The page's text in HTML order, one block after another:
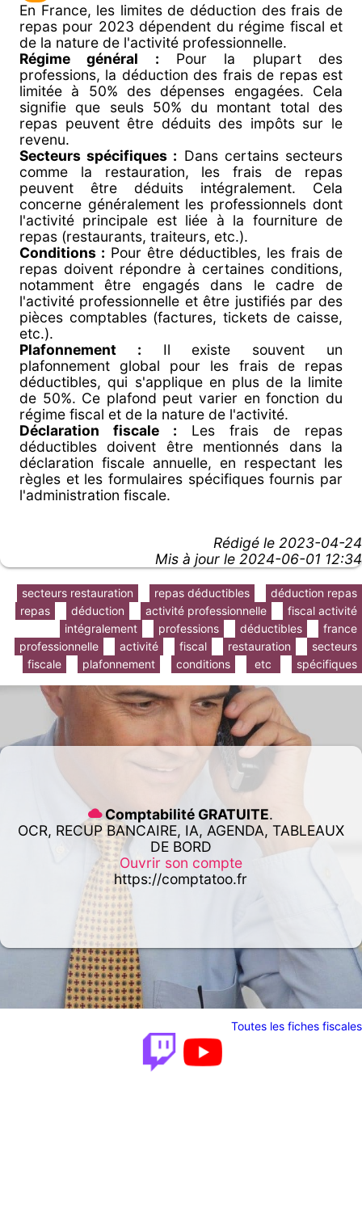
En France, les limites de déduction des frais de
repas pour 2023 dépendent du régime fiscal et
de la nature de l'activité professionnelle.
Régime général : Pour la plupart des
professions, la déduction des frais de repas est
limitée à 50% des dépenses engagées. Cela
signifie que seuls 50% du montant total des
repas peuvent être déduits des impôts sur le
revenu.
Secteurs spécifiques : Dans certains secteurs
comme la restauration, les frais de repas
peuvent être déduits intégralement. Cela
concerne généralement les professionnels dont
l'activité principale est liée à la fourniture de
repas (restaurants, traiteurs, etc.).
Conditions : Pour être déductibles, les frais de
repas doivent répondre à certaines conditions,
notamment être engagés dans le cadre de
l'activité professionnelle et être justifiés par des
pièces comptables (factures, tickets de caisse,
etc.).
Plafonnement : Il existe souvent un
plafonnement global pour les frais de repas
déductibles, qui s'applique en plus de la limite
de 50%. Ce plafond peut varier en fonction du
régime fiscal et de la nature de l'activité.
Déclaration fiscale : Les frais de repas
déductibles doivent être mentionnés dans la
déclaration fiscale annuelle, en respectant les
règles et les formulaires spécifiques fournis par
l'administration fiscale.
Rédigé le 2023-04-24
Mis à jour le 2024-06-01 12:34
déduction repas
repas déductibles
secteurs restauration
fiscal activité
activité professionnelle
déduction
repas
france
déductibles
professions
intégralement
secteurs
restauration
fiscal
activité
professionnelle
spécifiques
etc
conditions
plafonnement
fiscale
Comptabilité GRATUITE.
OCR, RECUP BANCAIRE, IA, AGENDA, TABLEAUX
DE BORD
Ouvrir son compte
https://comptatoo.fr
Toutes les fiches fiscales